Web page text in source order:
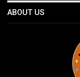
ABOUT US